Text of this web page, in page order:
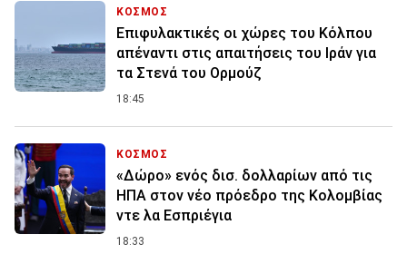
ΚΟΣΜΟΣ
Επιφυλακτικές οι χώρες του Κόλπου
απέναντι στις απαιτήσεις του Ιράν για
τα Στενά του Ορμούζ
18:45
ΚΟΣΜΟΣ
«Δώρο» ενός δισ. δολλαρίων από τις
ΗΠΑ στον νέο πρόεδρο της Κολομβίας
ντε λα Εσπριέγια
18:33